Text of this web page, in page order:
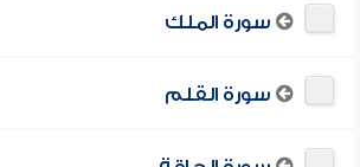
سورة الملك
سورة القلم